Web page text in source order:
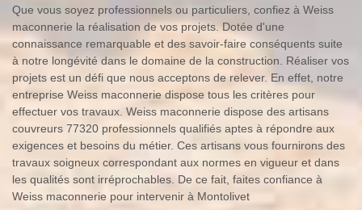
Que vous soyez professionnels ou particuliers, confiez à Weiss
maconnerie la réalisation de vos projets. Dotée d'une
connaissance remarquable et des savoir-faire conséquents suite
à notre longévité dans le domaine de la construction. Réaliser vos
projets est un défi que nous acceptons de relever. En effet, notre
entreprise Weiss maconnerie dispose tous les critères pour
effectuer vos travaux. Weiss maconnerie dispose des artisans
couvreurs 77320 professionnels qualifiés aptes à répondre aux
exigences et besoins du métier. Ces artisans vous fournirons des
travaux soigneux correspondant aux normes en vigueur et dans
les qualités sont irréprochables. De ce fait, faites confiance à
Weiss maconnerie pour intervenir à Montolivet